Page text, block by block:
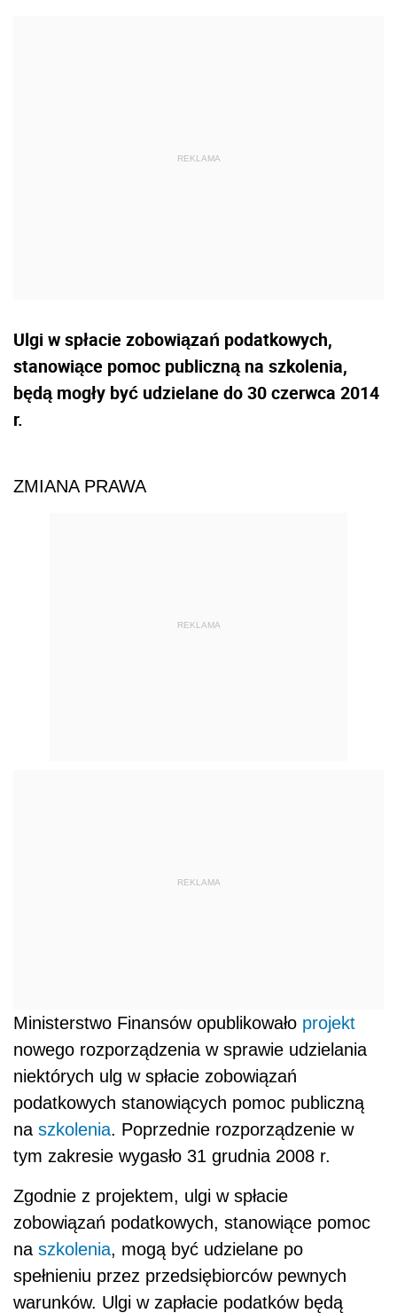
Ulgi w spłacie zobowiązań podatkowych,
stanowiące pomoc publiczną na szkolenia,
będą mogły być udzielane do 30 czerwca 2014
r.
ZMIANA PRAWA
REKLAMA
REKLAMA
Ministerstwo Finansów opublikowało projekt
nowego rozporządzenia w sprawie udzielania
niektórych ulg w spłacie zobowiązań
podatkowych stanowiących pomoc publiczną
na szkolenia. Poprzednie rozporządzenie w
tym zakresie wygasło 31 grudnia 2008 r.
Zgodnie z projektem, ulgi w spłacie
zobowiązań podatkowych, stanowiące pomoc
na szkolenia, mogą być udzielane po
spełnieniu przez przedsiębiorców pewnych
warunków. Ulgi w zapłacie podatków będą